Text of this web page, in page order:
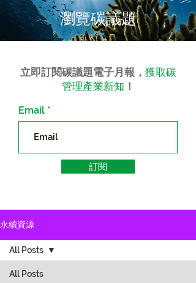
瀏覽碳議題
立即訂閱碳議題電子月報， 獲取碳
管理產業新知 ！
Email
訂閱
永續資源
All Posts
All Posts